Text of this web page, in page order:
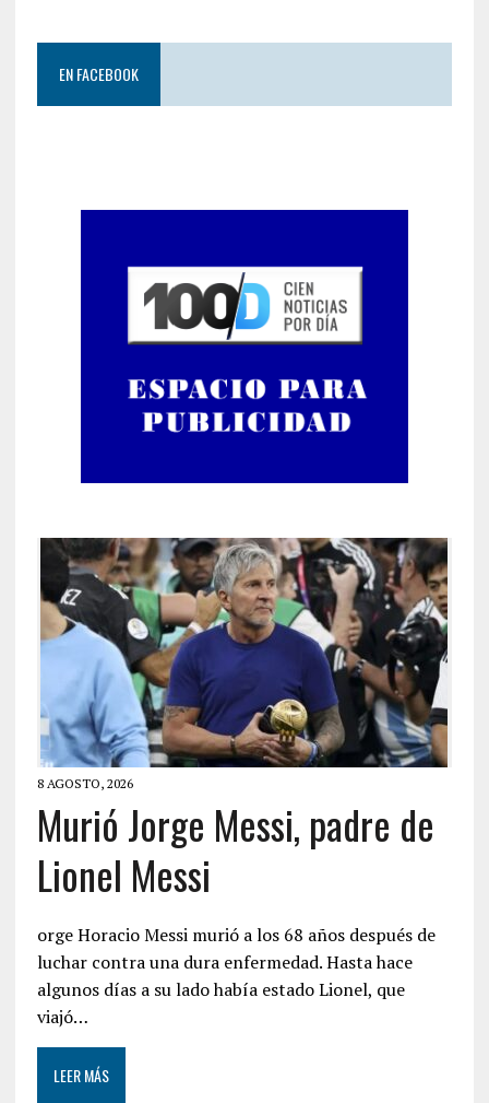
EN FACEBOOK
8 AGOSTO, 2026
Murió Jorge Messi, padre de
Lionel Messi
orge Horacio Messi murió a los 68 años después de
luchar contra una dura enfermedad. Hasta hace
algunos días a su lado había estado Lionel, que
viajó…
LEER MÁS